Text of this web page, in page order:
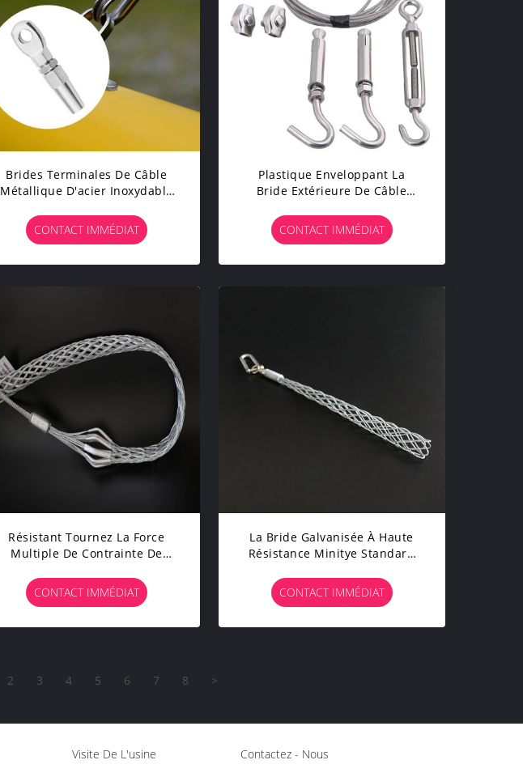
Brides Terminales De Câble
Métallique D'acier Inoxydable
CONTACT IMMÉDIAT
Plastique Enveloppant La
Bride Extérieure De Câble
CONTACT IMMÉDIAT
Résistant Tournez La Force
Multiple De Contrainte De
Métallique De Longue Vie
CONTACT IMMÉDIAT
La Bride Galvanisée À Haute
Résistance Minitye Standard
La Bride De Chaussette De
CONTACT IMMÉDIAT
2 3 4 5 6 7 8 >
Visite De L'usine
Contactez - Nous